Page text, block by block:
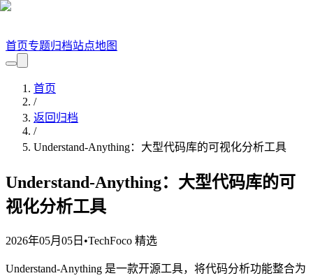
首页专题归档站点地图
首页
/
返回归档
/
Understand-Anything：大型代码库的可视化分析工具
Understand-Anything：大型代码库的可
视化分析工具
2026年05月05日 •TechFoco 精选
Understand-Anything 是一款开源工具，将代码分析功能整合为